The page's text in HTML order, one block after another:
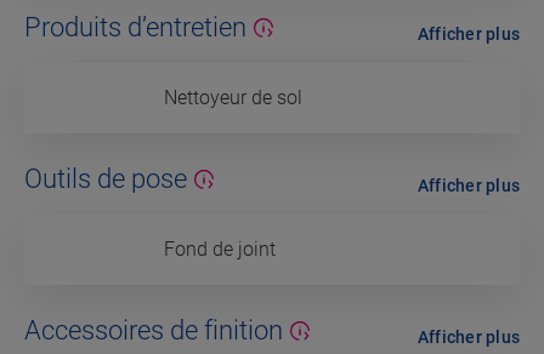
Produits d’entretien
Nettoyeur de sol
Afficher plus
Outils de pose
Fond de joint
Afficher plus
Accessoires de finition Afficher plus